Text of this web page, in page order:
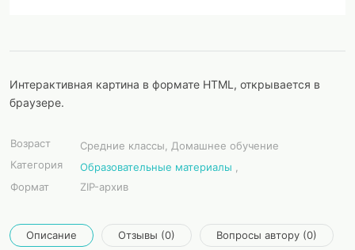
Интерактивная картина в формате HTML, открывается в
браузере.
Возраст
Средние классы, Домашнее обучение
Категория
Образовательные материалы
Формат
ZIP-архив
Описание Отзывы (0) Вопросы автору (0)